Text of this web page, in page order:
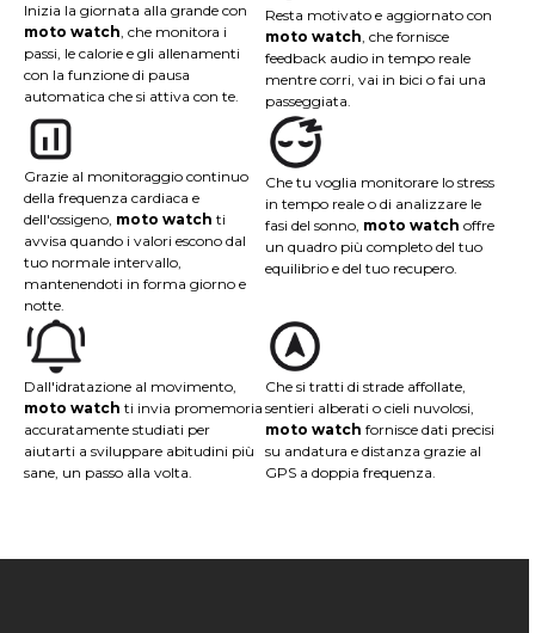
Inizia la giornata alla grande con
moto watch, che monitora i
passi, le calorie e gli allenamenti
con la funzione di pausa
automatica che si attiva con te.
Resta motivato e aggiornato con
moto watch , che fornisce
feedback audio in tempo reale
mentre corri, vai in bici o fai una
passeggiata.
Grazie al monitoraggio continuo
della frequenza cardiaca e
dell'ossigeno, moto watch ti
avvisa quando i valori escono dal
tuo normale intervallo,
mantenendoti in forma giorno e
notte.
Che tu voglia monitorare lo stress
in tempo reale o di analizzare le
fasi del sonno, moto watch offre
un quadro più completo del tuo
equilibrio e del tuo recupero.
Dall'idratazione al movimento,
moto watch ti invia promemoria
accuratamente studiati per
aiutarti a sviluppare abitudini più
sane, un passo alla volta.
Che si tratti di strade affollate,
sentieri alberati o cieli nuvolosi,
moto watch fornisce dati precisi
su andatura e distanza grazie al
GPS a doppia frequenza.